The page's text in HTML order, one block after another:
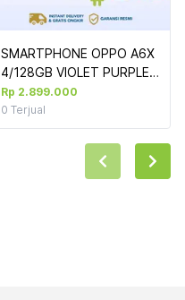
SMARTPHONE OPPO A6X
4/128GB VIOLET PURPLE
(UNGU MUDA)
Rp 2.899.000
0 Terjual